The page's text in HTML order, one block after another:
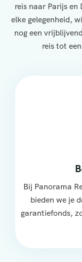
reis naar Parijs
elke gelegenheid,
nog een
reis tot
Bij Panorama
bieden we je
garantiefonds,